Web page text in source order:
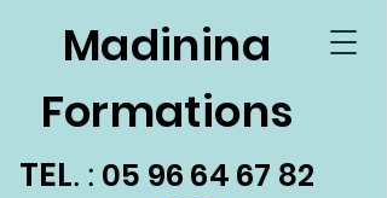
Madinina
Formations
TEL. : 05 96 64 67 82